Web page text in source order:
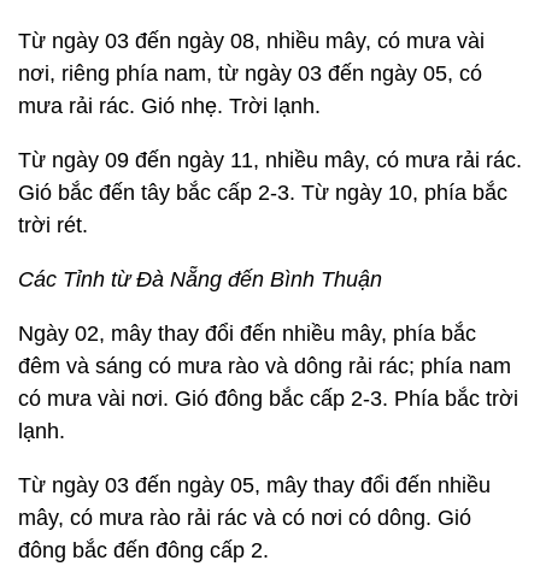
Từ ngày 03 đến ngày 08, nhiều mây, có mưa vài
nơi, riêng phía nam, từ ngày 03 đến ngày 05, có
mưa rải rác. Gió nhẹ. Trời lạnh.
Từ ngày 09 đến ngày 11, nhiều mây, có mưa rải rác.
Gió bắc đến tây bắc cấp 2-3. Từ ngày 10, phía bắc
trời rét.
Các Tỉnh từ Đà Nẵng đến Bình Thuận
Ngày 02, mây thay đổi đến nhiều mây, phía bắc
đêm và sáng có mưa rào và dông rải rác; phía nam
có mưa vài nơi. Gió đông bắc cấp 2-3. Phía bắc trời
lạnh.
Từ ngày 03 đến ngày 05, mây thay đổi đến nhiều
mây, có mưa rào rải rác và có nơi có dông. Gió
đông bắc đến đông cấp 2.